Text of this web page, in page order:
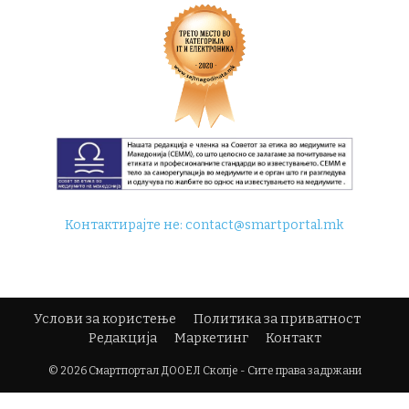
Контактирајте не:contact@smartportal.mk
Услови за користење
Политика за приватност
Редакција
Маркетинг Контакт
© 2026 Смартпортал ДООЕЛ Скопје - Сите права задржани